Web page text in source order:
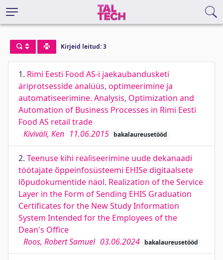
Kirjeid leitud: 3
1. Rimi Eesti Food AS-i jaekaubandusketi
äriprotsesside analüüs, optimeerimine ja
automatiseerimine. Analysis, Optimization and
Automation of Business Processes in Rimi Eesti
Food AS retail trade
Kiviväli, Ken 11.06.2015 bakalaureusetööd
2. Teenuse kihi realiseerimine uude dekanaadi
töötajate õppeinfosüsteemi EHISe digitaalsete
lõpudokumentide näol. Realization of the Service
Layer in the Form of Sending EHIS Graduation
Certificates for the New Study Information
System Intended for the Employees of the
Dean's Office
Roos, Robert Samuel 03.06.2024 bakalaureusetööd